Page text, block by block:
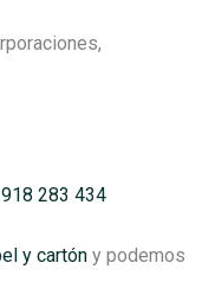
918 283 434
y cartón y podemos